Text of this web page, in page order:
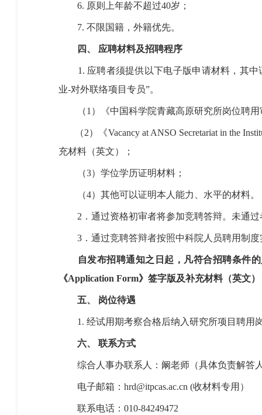
6. 原则上年龄不超过40岁；
7. 不限国籍，外籍优先。
四、 应聘材料及招聘程序
1. 应聘者须提供以下电子版申请材料，其
业-对外联络项目专员”。
（1）《中国科学院青藏高原研究所岗位聘
（2） 《Vacancy at ANSO Secretariat in the
充材料（英文）；
（3）学位学历证明材料；
（4）其他可以证明本人能力、水平的材料。
2 ．通过资格初审者将参加竞聘答辩。未通
3 ．通过竞聘答辩者按照中科院人员聘用制
自发布招聘通知之日起，凡符合招聘条件
《Application Form》签字版及补充材料（英文
五、 岗位待遇
1. 经试用期考察合格后纳入研究所项目聘用
六、 联系方式
综合人事办联系人：阚老师（具体负责解答
电子邮箱 ： hrd@itpcas.ac.cn (收材料专用）
联系电话 ： 010-84249472